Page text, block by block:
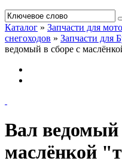
Каталог » Запчасти для
снегоходов » Запчасти для
ведомый в сборе с
Вал ведомый
маслёнкой